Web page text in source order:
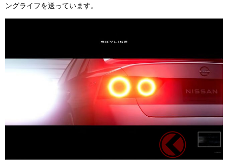
ングライフを送っています。